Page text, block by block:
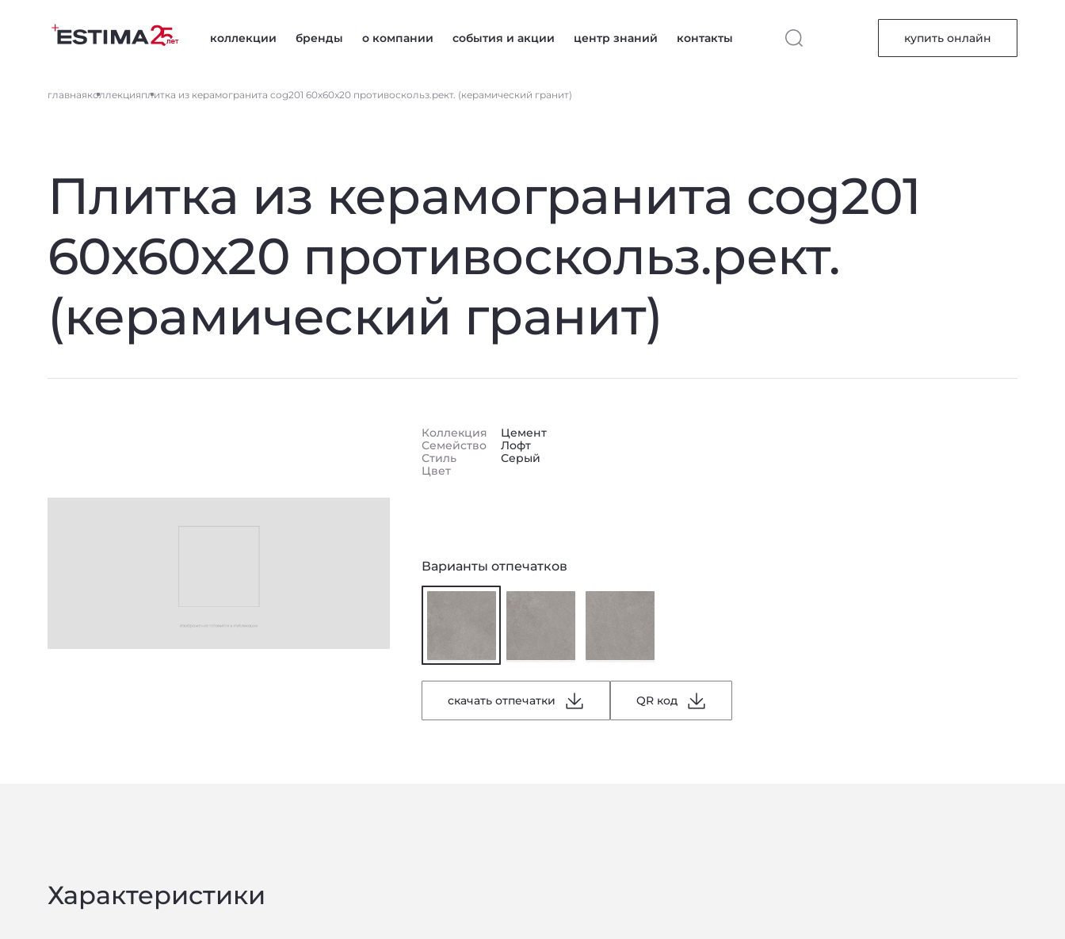
коллекции бренды о компании события и акции центр знаний контакты купить онлайн
главнаяколлекцияплитка из керамогранита cog201 60x60x20 противоскольз.рект. (керамический гранит)
Плитка из керамогранита cog201
60x60x20 противоскольз.рект.
(керамический гранит)
Коллекция
Семейство
Стиль
Цвет
Цемент
Лофт
Серый
Варианты отпечатков
скачать отпечатки QR код
Характеристики